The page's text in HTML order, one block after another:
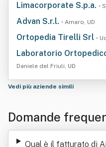
Limacorporate S.p.a. •
Advan S.r.l. • Amaro, UD
Ortopedia Tirelli Srl •
Laboratorio
Daniele del Friuli, UD
Vedi più aziende simili
Domande
Qual è il fatturato di